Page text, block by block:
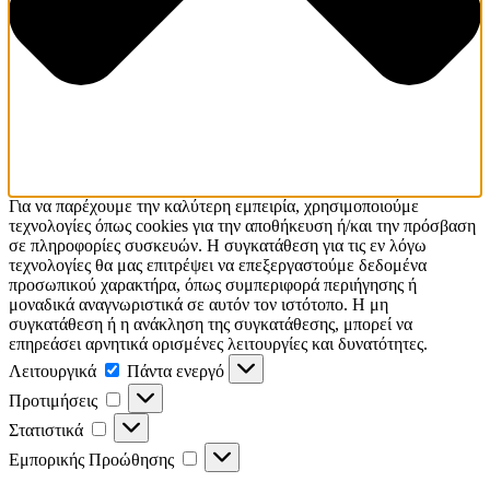
Για να παρέχουμε την καλύτερη εμπειρία, χρησιμοποιούμε
τεχνολογίες όπως cookies για την αποθήκευση ή/και την πρόσβαση
σε πληροφορίες συσκευών. Η συγκατάθεση για τις εν λόγω
τεχνολογίες θα μας επιτρέψει να επεξεργαστούμε δεδομένα
προσωπικού χαρακτήρα, όπως συμπεριφορά περιήγησης ή
μοναδικά αναγνωριστικά σε αυτόν τον ιστότοπο. Η μη
συγκατάθεση ή η ανάκληση της συγκατάθεσης, μπορεί να
επηρεάσει αρνητικά ορισμένες λειτουργίες και δυνατότητες.
Λειτουργικά
Λειτουργικά
Πάντα ενεργό
Προτιμήσεις
Προτιμήσεις
Στατιστικά Στατιστικά
Εμπορικής Προώθησης
Εμπορικής
Προώθησης